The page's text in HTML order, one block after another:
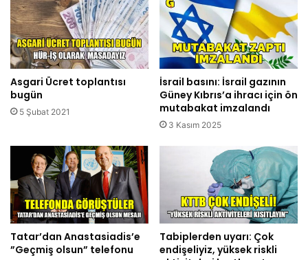
Asgari Ücret toplantısı
bugün
5 Şubat 2021
İsrail basını: İsrail gazının
Güney Kıbrıs’a ihracı için ön
mutabakat imzalandı
3 Kasım 2025
Tatar’dan Anastasiadis’e
”Geçmiş olsun” telefonu
Tabiplerden uyarı: Çok
endişeliyiz, yüksek riskli